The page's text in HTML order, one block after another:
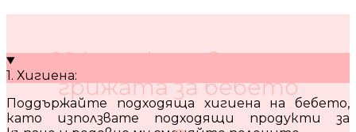
10 кратки съвета за
грижата за бебето
1. Хигиена:
Поддържайте подходяща хигиена на бебето,
като използвате подходящи продукти за